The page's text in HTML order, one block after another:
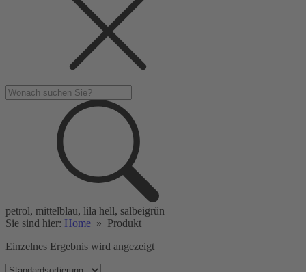
petrol, mittelblau, lila hell, salbeigrün
Sie sind hier: Home » Produkt
Einzelnes Ergebnis wird angezeigt